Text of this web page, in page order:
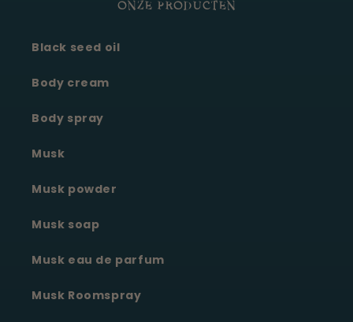
ONZE PRODUCTEN
Black seed oil
Body cream
Body spray
Musk
Musk powder
Musk soap
Musk eau de parfum
Musk Roomspray